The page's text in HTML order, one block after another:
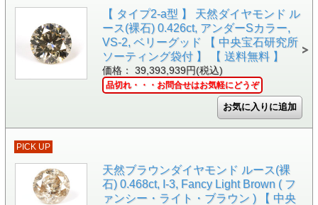
【 タイプ2-a型 】 天然ダイヤモンド ル
ース(裸石) 0.426ct, アンダーSカラー,
VS-2, ベリーグッド 【 中央宝石研究所
ソーティング袋付 】 【 送料無料 】
価格： 39,393,939円(税込)
品切れ・・・お問合せはお気軽にどうぞ
PICK UP
天然ブラウンダイヤモンド ルース(裸
石) 0.468ct, I-3, Fancy Light Brown ( フ
ァンシー・ライト・ブラウン ) 【 中央